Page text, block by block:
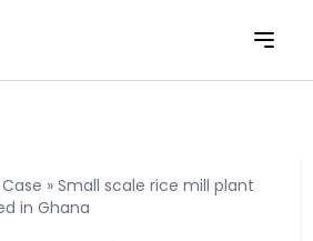
» Small scale rice mill plant
in Ghana